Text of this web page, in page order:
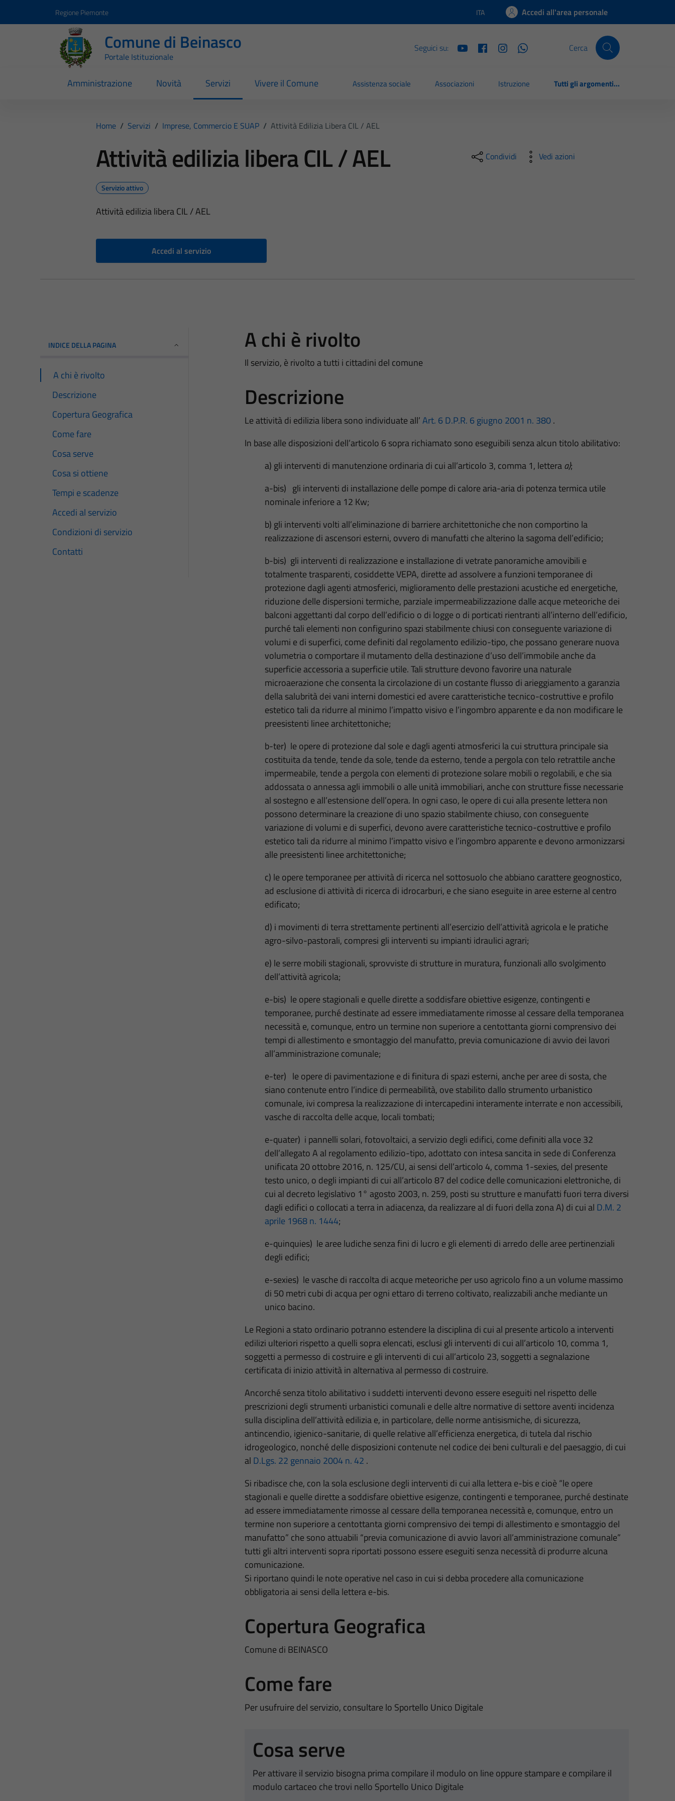
Regione Piemonte Lingua attiva:
ITA Accedi all'area personale
Comune di Beinasco
Portale Istituzionale
Seguici su: Cerca
Amministrazione Novità Servizi Vivere il Comune Assistenza sociale Associazioni Istruzione Tutti gli argomenti...
Home / Servizi / Imprese, Commercio E SUAP / Attività Edilizia Libera CIL / AEL
Attività edilizia libera CIL / AEL
Servizio attivo
Attività edilizia libera CIL / AEL
Accedi al servizio
Condividi Vedi azioni
INDICE DELLA PAGINA
A chi è rivolto
Descrizione
Copertura Geografica
Come fare
Cosa serve
Cosa si ottiene
Tempi e scadenze
Accedi al servizio
Condizioni di servizio
Contatti
A chi è rivolto
Il servizio, è rivolto a tutti i cittadini del comune
Descrizione
Le attività di edilizia libera sono individuate all’Art. 6 D.P.R. 6 giugno 2001 n. 380.
In base alle disposizioni dell’articolo 6 sopra richiamato sono eseguibili senza alcun titolo abilitativo:
a) gli interventi di manutenzione ordinaria di cui all’articolo 3, comma 1, letteraa);
a-bis) gli interventi di installazione delle pompe di calore aria-aria di potenza termica utile
nominale inferiore a 12 Kw;
b) gli interventi volti all’eliminazione di barriere architettoniche che non comportino la
realizzazione di ascensori esterni, ovvero di manufatti che alterino la sagoma dell’edificio;
b-bis) gli interventi di realizzazione e installazione di vetrate panoramiche amovibili e
totalmente trasparenti, cosiddette VEPA, dirette ad assolvere a funzioni temporanee di
protezione dagli agenti atmosferici, miglioramento delle prestazioni acustiche ed energetiche,
riduzione delle dispersioni termiche, parziale impermeabilizzazione dalle acque meteoriche dei
balconi aggettanti dal corpo dell’edificio o di logge o di porticati rientranti all’interno dell’edificio,
purché tali elementi non configurino spazi stabilmente chiusi con conseguente variazione di
volumi e di superfici, come definiti dal regolamento edilizio-tipo, che possano generare nuova
volumetria o comportare il mutamento della destinazione d’uso dell’immobile anche da
superficie accessoria a superficie utile. Tali strutture devono favorire una naturale
microaerazione che consenta la circolazione di un costante flusso di arieggiamento a garanzia
della salubrità dei vani interni domestici ed avere caratteristiche tecnico-costruttive e profilo
estetico tali da ridurre al minimo l’impatto visivo e l’ingombro apparente e da non modificare le
preesistenti linee architettoniche;
b-ter) le opere di protezione dal sole e dagli agenti atmosferici la cui struttura principale sia
costituita da tende, tende da sole, tende da esterno, tende a pergola con telo retrattile anche
impermeabile, tende a pergola con elementi di protezione solare mobili o regolabili, e che sia
addossata o annessa agli immobili o alle unità immobiliari, anche con strutture fisse necessarie
al sostegno e all’estensione dell’opera. In ogni caso, le opere di cui alla presente lettera non
possono determinare la creazione di uno spazio stabilmente chiuso, con conseguente
variazione di volumi e di superfici, devono avere caratteristiche tecnico-costruttive e profilo
estetico tali da ridurre al minimo l’impatto visivo e l’ingombro apparente e devono armonizzarsi
alle preesistenti linee architettoniche;
c) le opere temporanee per attività di ricerca nel sottosuolo che abbiano carattere geognostico,
ad esclusione di attività di ricerca di idrocarburi, e che siano eseguite in aree esterne al centro
edificato;
d) i movimenti di terra strettamente pertinenti all’esercizio dell’attività agricola e le pratiche
agro-silvo-pastorali, compresi gli interventi su impianti idraulici agrari;
e) le serre mobili stagionali, sprovviste di strutture in muratura, funzionali allo svolgimento
dell’attività agricola;
e-bis) le opere stagionali e quelle dirette a soddisfare obiettive esigenze, contingenti e
temporanee, purché destinate ad essere immediatamente rimosse al cessare della temporanea
necessità e, comunque, entro un termine non superiore a centottanta giorni comprensivo dei
tempi di allestimento e smontaggio del manufatto, previa comunicazione di avvio dei lavori
all’amministrazione comunale;
e-ter) le opere di pavimentazione e di finitura di spazi esterni, anche per aree di sosta, che
siano contenute entro l’indice di permeabilità, ove stabilito dallo strumento urbanistico
comunale, ivi compresa la realizzazione di intercapedini interamente interrate e non accessibili,
vasche di raccolta delle acque, locali tombati;
e-quater) i pannelli solari, fotovoltaici, a servizio degli edifici, come definiti alla voce 32
dell’allegato A al regolamento edilizio-tipo, adottato con intesa sancita in sede di Conferenza
unificata 20 ottobre 2016, n. 125/CU, ai sensi dell’articolo 4, comma 1-sexies, del presente
testo unico, o degli impianti di cui all’articolo 87 del codice delle comunicazioni elettroniche, di
cui al decreto legislativo 1° agosto 2003, n. 259, posti su strutture e manufatti fuori terra diversi
dagli edifici o collocati a terra in adiacenza, da realizzare al di fuori della zona A) di cui al D.M. 2
aprile 1968 n. 1444;
e-quinquies) le aree ludiche senza fini di lucro e gli elementi di arredo delle aree pertinenziali
degli edifici;
e-sexies) le vasche di raccolta di acque meteoriche per uso agricolo fino a un volume massimo
di 50 metri cubi di acqua per ogni ettaro di terreno coltivato, realizzabili anche mediante un
unico bacino.
Le Regioni a stato ordinario potranno estendere la disciplina di cui al presente articolo a interventi
edilizi ulteriori rispetto a quelli sopra elencati, esclusi gli interventi di cui all’articolo 10, comma 1,
soggetti a permesso di costruire e gli interventi di cui all’articolo 23, soggetti a segnalazione
certificata di inizio attività in alternativa al permesso di costruire.
Ancorché senza titolo abilitativo i suddetti interventi devono essere eseguiti nel rispetto delle
prescrizioni degli strumenti urbanistici comunali e delle altre normative di settore aventi incidenza
sulla disciplina dell’attività edilizia e, in particolare, delle norme antisismiche, di sicurezza,
antincendio, igienico-sanitarie, di quelle relative all’efficienza energetica, di tutela dal rischio
idrogeologico, nonché delle disposizioni contenute nel codice dei beni culturali e del paesaggio, di cui
al D.Lgs. 22 gennaio 2004 n. 42 .
Si ribadisce che, con la sola esclusione degli interventi di cui alla lettera e-bis e cioè “le opere
stagionali e quelle dirette a soddisfare obiettive esigenze, contingenti e temporanee, purché destinate
ad essere immediatamente rimosse al cessare della temporanea necessità e, comunque, entro un
termine non superiore a centottanta giorni comprensivo dei tempi di allestimento e smontaggio del
manufatto” che sono attuabili “previa comunicazione di avvio lavori all’amministrazione comunale”
tutti gli altri interventi sopra riportati possono essere eseguiti senza necessità di produrre alcuna
comunicazione.
Si riportano quindi le note operative nel caso in cui si debba procedere alla comunicazione
obbligatoria ai sensi della lettera e-bis.
Copertura Geografica
Comune di BEINASCO
Come fare
Per usufruire del servizio, consultare lo Sportello Unico Digitale
Cosa serve
Per attivare il servizio bisogna prima compilare il modulo on line oppure stampare e compilare il
modulo cartaceo che trovi nello Sportello Unico Digitale